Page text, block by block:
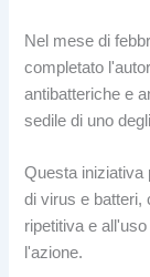
Nel mese di
completato
antibatteriche e
sedile di uno
Questa iniziativa
di virus e batteri,
ripetitiva e
l'azione.